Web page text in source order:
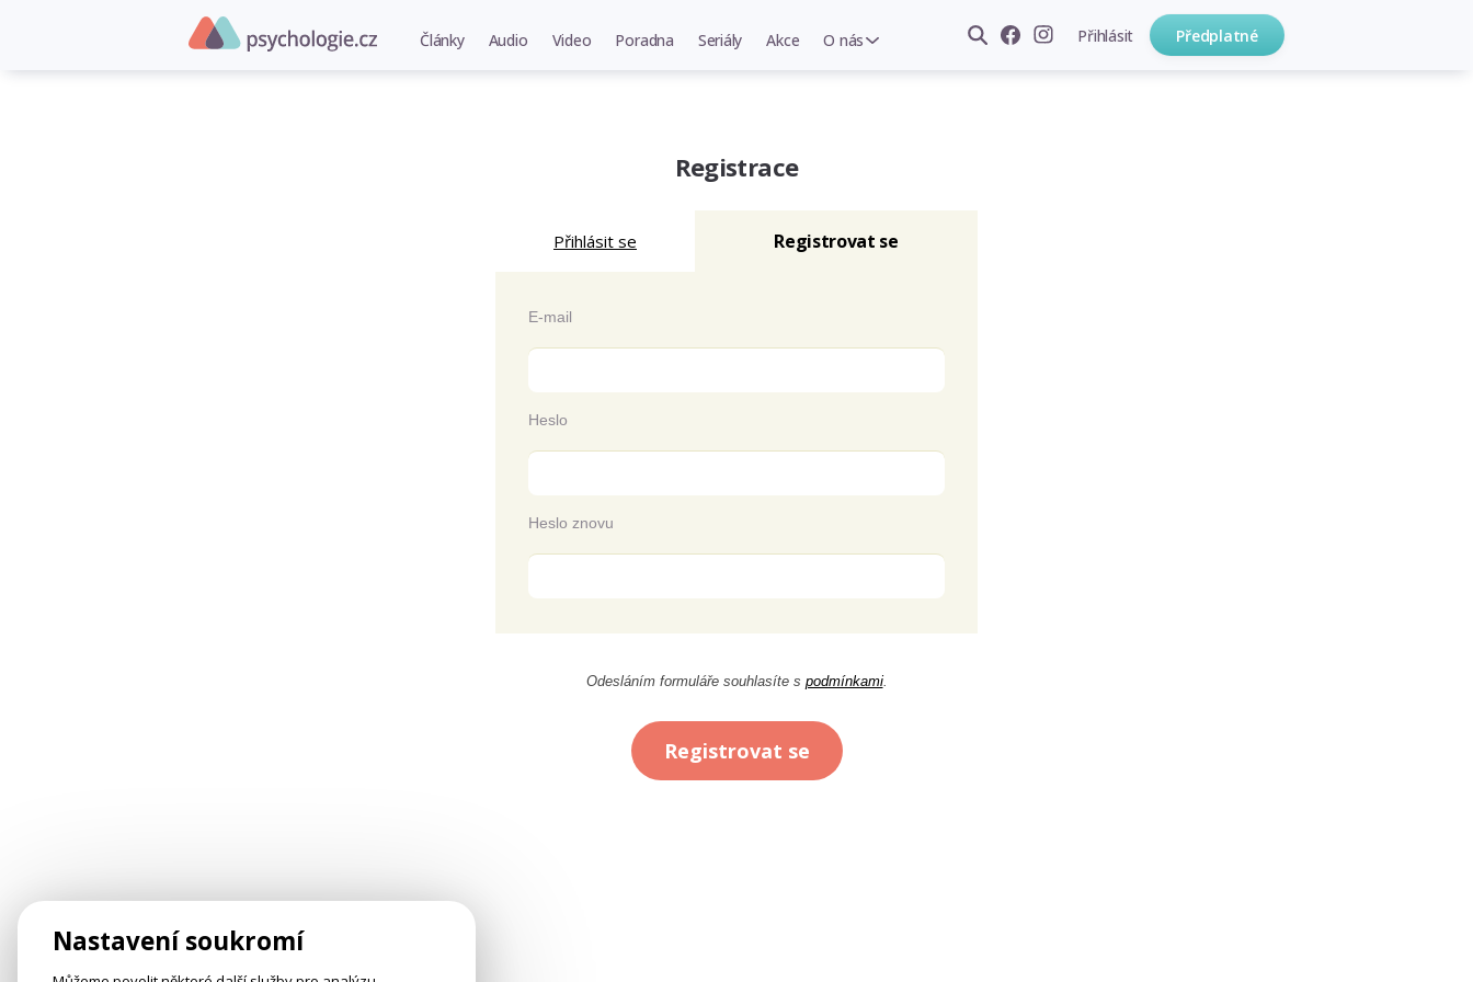
Články Audio Video Poradna Seriály Akce O nás Přihlásit Předplatné
Registrace
Přihlásit se Registrovat se
E-mail
Heslo
Heslo znovu
Odesláním formuláře souhlasíte s podmínkami.
Registrovat se
Nastavení soukromí